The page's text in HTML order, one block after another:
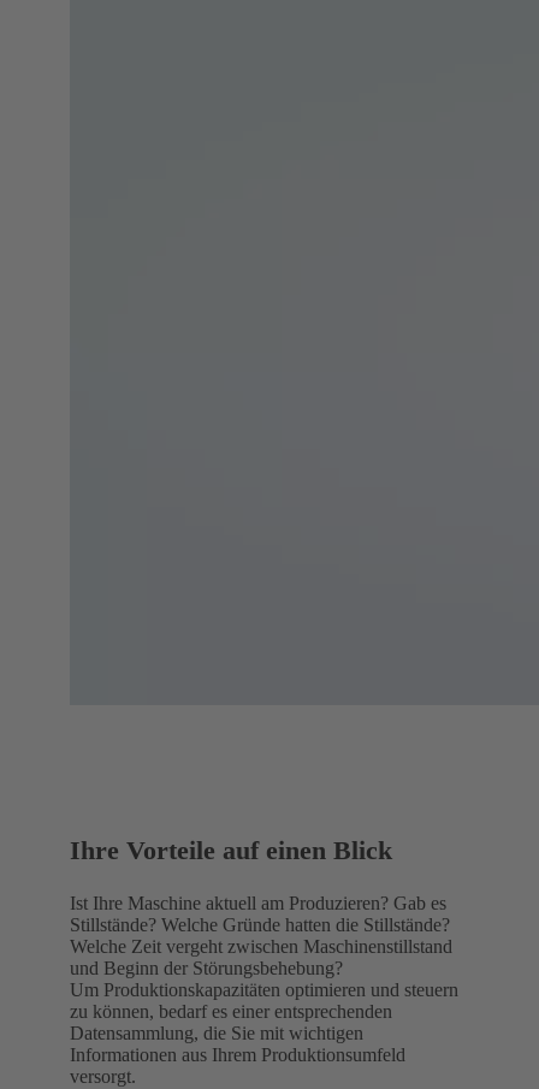
Ihre Vorteile auf einen Blick
Ist Ihre Maschine aktuell am Produzieren? Gab es
Stillstände? Welche Gründe hatten die Stillstände?
Welche Zeit vergeht zwischen Maschinenstillstand
und Beginn der Störungsbehebung?
Um Produktionskapazitäten optimieren und steuern
zu können, bedarf es einer entsprechenden
Datensammlung, die Sie mit wichtigen
Informationen aus Ihrem Produktionsumfeld
versorgt.